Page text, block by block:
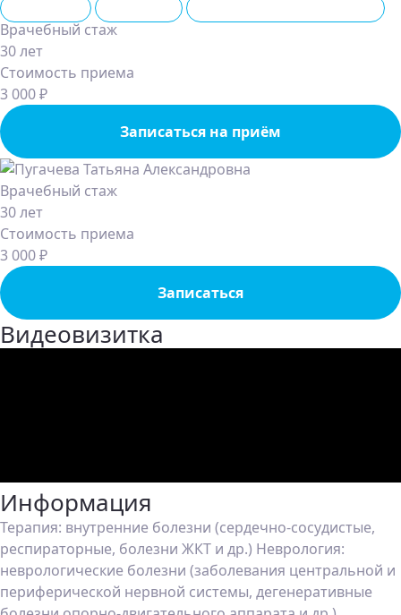
Врачебный стаж
30 лет
Стоимость приема
3 000 ₽
Записаться на приём
Врачебный стаж
30 лет
Стоимость приема
3 000 ₽
Записаться
Видеовизитка
Информация
Терапия: внутренние болезни (сердечно-сосудистые,
респираторные, болезни ЖКТ и др.) Неврология:
неврологические болезни (заболевания центральной и
периферической нервной системы, дегенеративные